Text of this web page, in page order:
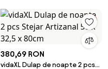
380,69 RON
vidaXL Dulap de noapte 2 pcs